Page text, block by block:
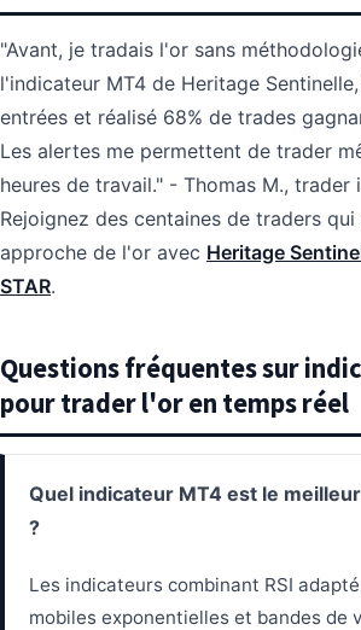
"Avant, je tradais l'or sans
l'indicateur MT4 de Heritage
entrées et réalisé 68% de trades
Les alertes me permettent de trader
heures de travail." - Thomas M., trader
Rejoignez des centaines de traders
approche de l'or avec Heritage
STAR.
Questions fréquentes sur
pour trader l'or en temps réel
Quel indicateur MT4 est le
?
Les indicateurs combinant RSI
mobiles exponentielles et bandes de